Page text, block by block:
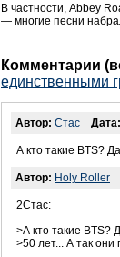
В частности, Abbey
— многие песни
Комментарии
единственными
Автор: Стас Дата:
А кто такие BTS?
Автор: Holy Roller
2Стас:
>А кто такие BTS?
>50 лет... А так они